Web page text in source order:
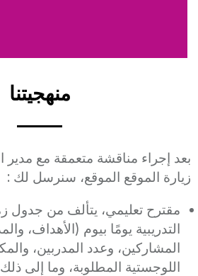
منهجيتنا
Description
بعد إجراء مناقشة متعمقة مع مدير
زيارة الموقع الموقع، سنرسل لك :
التدريبية يومًا بيوم (الأهداف،
المشاركين، وعدد المدربين،
اللوجستية المطلوبة، وما إلى